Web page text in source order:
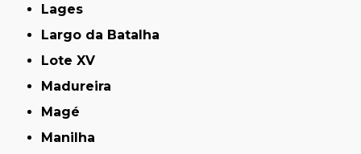
Lages
Largo da Batalha
Lote XV
Madureira
Magé
Manilha